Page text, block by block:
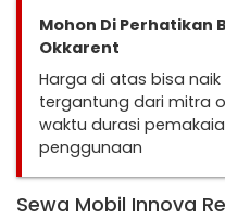
Mohon Di Perhatikan
Okkarent
Harga di atas bisa
tergantung dari mitra
waktu durasi
penggunaan
Sewa Mobil Innova